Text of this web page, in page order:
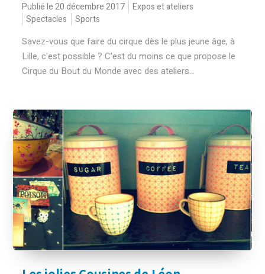
Publié le 20 décembre 2017
Expos et ateliers
Spectacles
Sports
Savez-vous que faire du cirque dès le plus jeune âge, à
Lille, c'est possible ? C'est du moins ce que propose le
Cirque du Bout du Monde avec des ateliers...